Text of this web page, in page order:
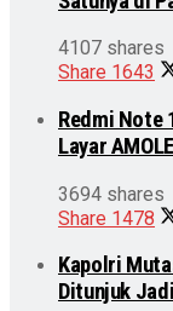
4107 shares
Share 1643
Redmi Note
Layar
3694 shares
Share 1478
Kapolri
Ditunjuk